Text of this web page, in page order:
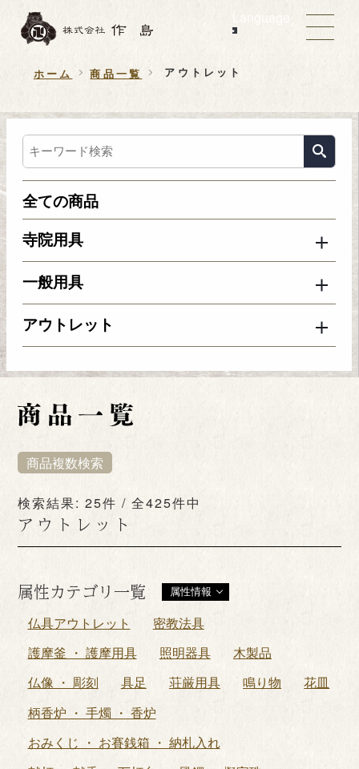
Language
ホーム 商品一覧 アウトレット
全ての商品
寺院用具
一般用具
アウトレット
商品複数検索
アウトレット
検索結果: 25件 / 全425件中
属性カテゴリ一覧 属性情報
仏具アウトレット
密教法具
護摩釜 ・ 護摩用具
照明器具
木製品
仏像 ・ 彫刻
具足 荘厳用具 鳴り物
花皿
柄香炉 ・ 手燭 ・ 香炉
おみくじ ・ お賽銭箱 ・ 納札入れ